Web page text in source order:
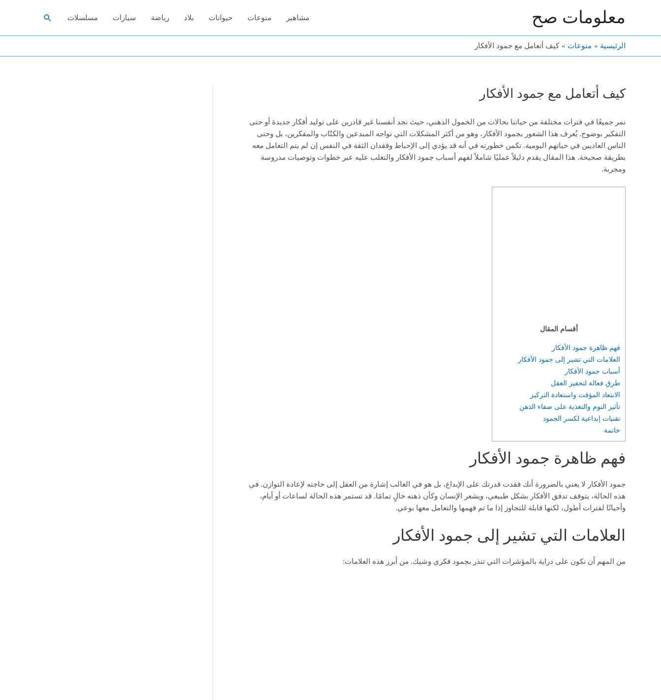
معلومات صح مشاهير منوعات حيوانات بلاد رياضة سيارات مسلسلات البحث
الرئيسية منوعات كيف أتعامل مع جمود الأفكار
كيف أتعامل مع جمود الأفكار
نمر جميعًا في فترات مختلفة من حياتنا بحالات من الخمول الذهني، حيث نجد أنفسنا غير قادرين على توليد أفكار جديدة أو حتى
التفكير بوضوح. يُعرف هذا الشعور بجمود الأفكار، وهو من أكثر المشكلات التي تواجه المبدعين والكتّاب والمفكرين، بل وحتى
الناس العاديين في حياتهم اليومية. تكمن خطورته في أنه قد يؤدي إلى الإحباط وفقدان الثقة في النفس إن لم يتم التعامل معه
بطريقة صحيحة. هذا المقال يقدم دليلاً عمليًا شاملاً لفهم أسباب جمود الأفكار والتغلب عليه عبر خطوات وتوصيات مدروسة
ومجربة.
أقسام المقال
فهم ظاهرة جمود الأفكار
العلامات التي تشير إلى جمود الأفكار
أسباب جمود الأفكار
طرق فعالة لتحفيز العقل
الابتعاد المؤقت واستعادة التركيز
تأثير النوم والتغذية على صفاء الذهن
تقنيات إبداعية لكسر الجمود
خاتمة
فهم ظاهرة جمود الأفكار
جمود الأفكار لا يعني بالضرورة أنك فقدت قدرتك على الإبداع، بل هو في الغالب إشارة من العقل إلى حاجته لإعادة التوازن. في
هذه الحالة، يتوقف تدفق الأفكار بشكل طبيعي، ويشعر الإنسان وكأن ذهنه خالٍ تمامًا. قد تستمر هذه الحالة لساعات أو أيام،
وأحيانًا لفترات أطول، لكنها قابلة للتجاوز إذا ما تم فهمها والتعامل معها بوعي.
العلامات التي تشير إلى جمود الأفكار
من المهم أن نكون على دراية بالمؤشرات التي تنذر بجمود فكري وشيك. من أبرز هذه العلامات: